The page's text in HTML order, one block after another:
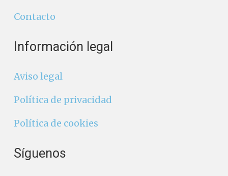
Contacto
Información legal
Aviso legal
Política de privacidad
Política de cookies
Síguenos